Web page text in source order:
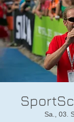
Sa., 03.